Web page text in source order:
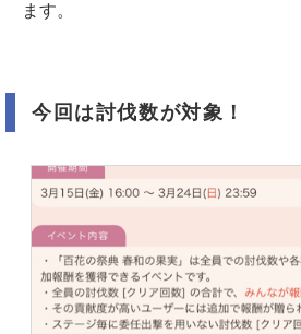
ます。
今回は討伐数が対象！